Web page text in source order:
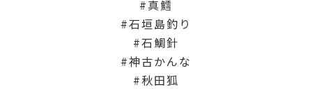
真鱈
石垣島釣り
石鯛針
神古かんな
秋田狐